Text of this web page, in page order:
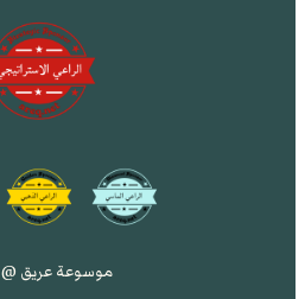
موسوعة عريق @ 2026